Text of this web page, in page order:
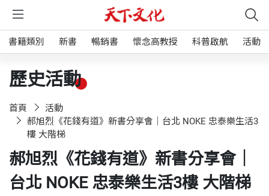
書籍類別 新書 暢銷書 懷念高教授 科普啟航 活動
歷史活動
首頁
活動
郝旭烈《花錢有道》新書分享會｜台北 NOKE 忠泰樂生活3
樓 大階梯
郝旭烈《花錢有道》新書分享會｜
台北 NOKE 忠泰樂生活3樓 大階梯